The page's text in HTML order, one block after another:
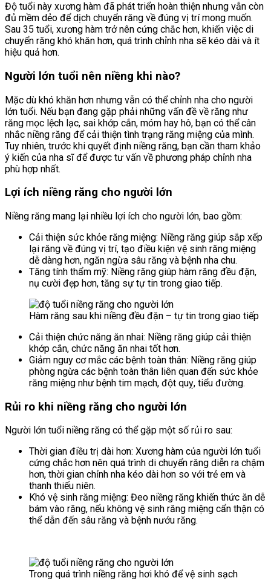
Độ tuổi này xương hàm đã phát triển hoàn thiện nhưng vẫn còn
đủ mềm dẻo để dịch chuyển răng về đúng vị trí mong muốn.
Sau 35 tuổi, xương hàm trở nên cứng chắc hơn, khiến việc di
chuyển răng khó khăn hơn, quá trình chỉnh nha sẽ kéo dài và ít
hiệu quả hơn.
Người lớn tuổi nên niềng khi nào?
Mặc dù khó khăn hơn nhưng vẫn có thể chỉnh nha cho người
lớn tuổi. Nếu bạn đang gặp phải những vấn đề về răng như
răng mọc lệch lạc, sai khớp cắn, móm hay hô, bạn có thể cân
nhắc niềng răng để cải thiện tình trạng răng miệng của mình.
Tuy nhiên, trước khi quyết định niềng răng, bạn cần tham khảo
ý kiến của nha sĩ để được tư vấn về phương pháp chỉnh nha
phù hợp nhất.
Lợi ích niềng răng cho người lớn
Niềng răng mang lại nhiều lợi ích cho người lớn, bao gồm:
Cải thiện sức khỏe răng miệng: Niềng răng giúp sắp xếp
lại răng về đúng vị trí, tạo điều kiện vệ sinh răng miệng
dễ dàng hơn, ngăn ngừa sâu răng và bệnh nha chu.
Tăng tính thẩm mỹ: Niềng răng giúp hàm răng đều đặn,
nụ cười đẹp hơn, tăng sự tự tin trong giao tiếp.
Hàm răng sau khi niềng đều đặn – tự tin trong giao tiếp
Cải thiện chức năng ăn nhai: Niềng răng giúp cải thiện
khớp cắn, chức năng ăn nhai tốt hơn.
Giảm nguy cơ mắc các bệnh toàn thân: Niềng răng giúp
phòng ngừa các bệnh toàn thân liên quan đến sức khỏe
răng miệng như bệnh tim mạch, đột quỵ, tiểu đường.
Rủi ro khi niềng răng cho người lớn
Người lớn tuổi niềng răng có thể gặp một số rủi ro sau:
Thời gian điều trị dài hơn: Xương hàm của người lớn tuổi
cứng chắc hơn nên quá trình di chuyển răng diễn ra chậm
hơn, thời gian chỉnh nha kéo dài hơn so với trẻ em và
thanh thiếu niên.
Khó vệ sinh răng miệng: Đeo niềng răng khiến thức ăn dễ
bám vào răng, nếu không vệ sinh răng miệng cẩn thận có
thể dẫn đến sâu răng và bệnh nướu răng.
Trong quá trình niềng răng hơi khó để vệ sinh sạch